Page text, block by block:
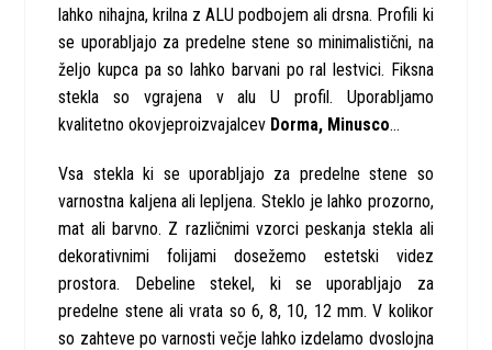
lahko nihajna, krilna z ALU podbojem ali drsna. Profili ki
se uporabljajo za predelne stene so minimalistični, na
željo kupca pa so lahko barvani po ral lestvici. Fiksna
stekla so vgrajena v alu U profil. Uporabljamo
kvalitetno okovjeproizvajalcev Dorma, Minusco…
Vsa stekla ki se uporabljajo za predelne stene so
varnostna kaljena ali lepljena. Steklo je lahko prozorno,
mat ali barvno. Z različnimi vzorci peskanja stekla ali
dekorativnimi folijami dosežemo estetski videz
prostora. Debeline stekel, ki se uporabljajo za
predelne stene ali vrata so 6, 8, 10, 12 mm. V kolikor
so zahteve po varnosti večje lahko izdelamo dvoslojna